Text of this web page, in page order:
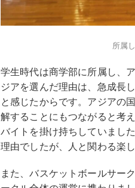
所属
学生時代は商学部に所属し、
ジアを選んだ理由は、急成長
と感じたからです。アジアの
解することにもつながると考
バイトを掛け持ちしていまし
理由でしたが、人と関わる楽
また、バスケットボールサー